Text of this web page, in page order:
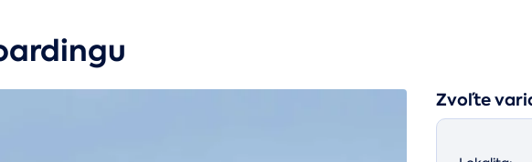
Zvoľte